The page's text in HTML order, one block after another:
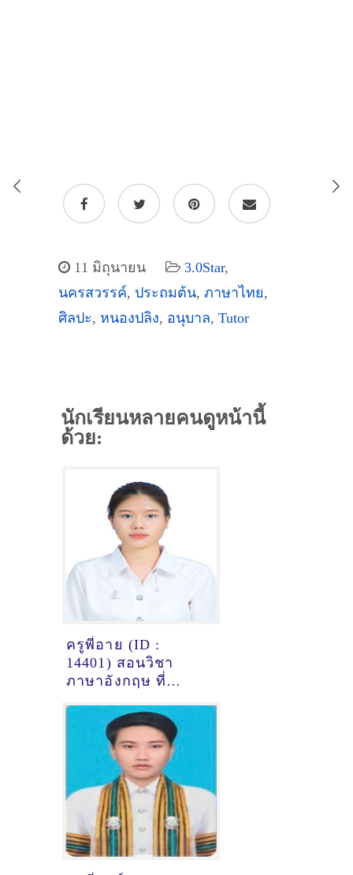
11 มิถุนายน 3.0Star,
นครสวรรค์, ประถมต้น, ภาษาไทย,
ศิลปะ, หนองปลิง, อนุบาล, Tutor
นักเรียนหลายคนดูหน้านี้
ด้วย:
ครูพี่อาย (ID :
14401) สอนวิชา
ภาษาอังกฤษ ที่